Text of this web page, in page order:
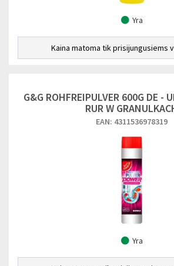
Yra
Kaina matoma tik prisijungusiems
G&G ROHFREIPULVER 600G DE -
RUR W
EAN: 4311536978319
Yra